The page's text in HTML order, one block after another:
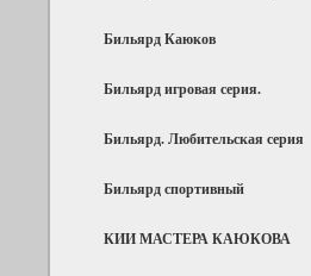
Бильярд Каюков
Бильярд игровая серия.
Бильярд. Любительская серия
Бильярд спортивный
КИИ МАСТЕРА КАЮКОВА